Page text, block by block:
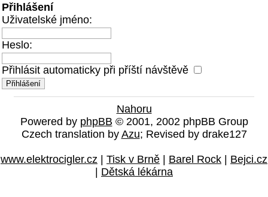
Přihlášení
Uživatelské jméno:
Heslo:
Přihlásit automaticky při příští návštěvě
Nahoru
Powered by phpBB © 2001, 2002 phpBB Group
Czech translation by Azu; Revised by drake127
www.elektrocigler.cz | Tisk v Brně | Barel Rock | Bejci.cz
| Dětská lékárna